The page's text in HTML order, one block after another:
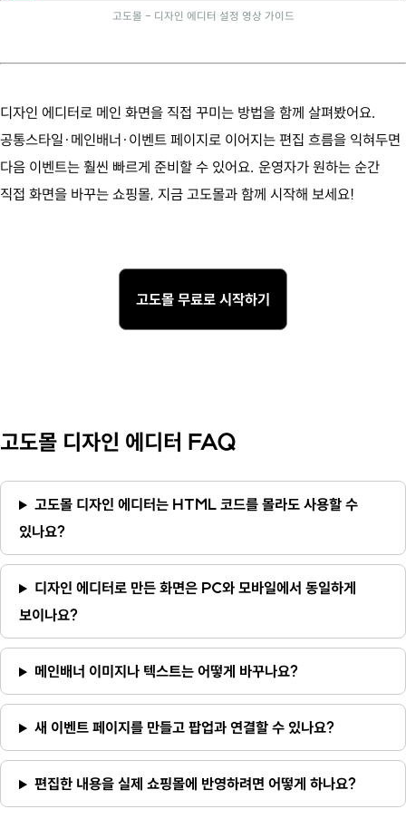
고도몰 - 디자인 에디터 설정 영상 가이드
디자인 에디터로 메인 화면을 직접 꾸미는 방법을 함께 살펴봤어요.
공통스타일·메인배너·이벤트 페이지로 이어지는 편집 흐름을 익혀두면
다음 이벤트는 훨씬 빠르게 준비할 수 있어요. 운영자가 원하는 순간
직접 화면을 바꾸는 쇼핑몰, 지금 고도몰과 함께 시작해 보세요!
고도몰 무료로 시작하기
고도몰 디자인 에디터 FAQ
고도몰 디자인 에디터는 HTML 코드를 몰라도 사용할 수
있나요?
디자인 에디터로 만든 화면은 PC와 모바일에서 동일하게
보이나요?
메인배너 이미지나 텍스트는 어떻게 바꾸나요?
새 이벤트 페이지를 만들고 팝업과 연결할 수 있나요?
편집한 내용을 실제 쇼핑몰에 반영하려면 어떻게 하나요?